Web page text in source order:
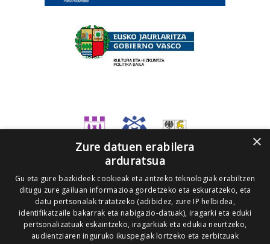
×
Zure datuen erabilera
arduratsua
Gu eta gure bazkideek cookieak eta antzeko teknologiak erabiltzen
ditugu zure gailuan informazioa gordetzeko eta eskuratzeko, eta
datu pertsonalak tratatzeko (adibidez, zure IP helbidea,
identifikatzaile bakarrak eta nabigazio-datuak), iragarki eta eduki
pertsonalizatuak eskaintzeko, iragarkiak eta edukia neurtzeko,
audientziaren inguruko ikuspegiak lortzeko eta zerbitzuak